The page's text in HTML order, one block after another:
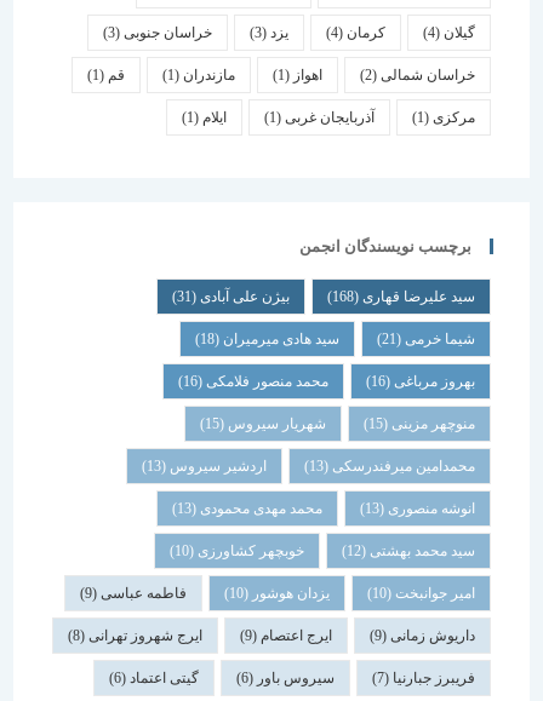
کرمان یزد خراسان جنوبی(3)
خراسان شمالی(2) اهواز مازندران(1) قم
(1) آذربایجان غربی(1) ایلام
برچسب نویسندگان انجمن
سید علیرضا قهاری(168) بیژن علی آبادی(31)
شیما خرمی(21) سید هادی میرمیران(18)
بهروز مرباغی (16) محمد منصور فلامکی (16)
منوچهر مزینی(15) شهریار سیروس(15)
محمدامین میرفندرسکی(13) اردشیر سیروس(13)
انوشه منصوری(13) محمد مهدی محمودی(13)
سید محمد بهشتی(12) خوبچهر کشاورزی(10)
امیر جوانبخت(10) یزدان هوشور(10) فاطمه عباسی(9)
داریوش زمانی(9) ایرج اعتصام(9) ایرج شهروز تهرانی(8)
فریبرز جبارنیا(7) سیروس باور(6) گیتی اعتماد(6)